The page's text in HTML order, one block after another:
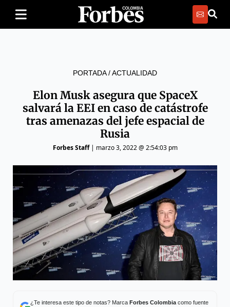
PORTADA/ACTUALIDAD
Elon Musk asegura que SpaceX
salvará la EEI en caso de catástrofe
tras amenazas del jefe espacial de
Rusia
Forbes Staff| marzo 3, 2022 @ 2:54:03 pm
¿Te interesa este tipo de notas? Marca Forbes Colombiacomo fuente